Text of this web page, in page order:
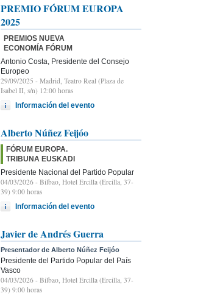
PREMIO FÓRUM EUROPA
2025
PREMIOS NUEVA
ECONOMÍA FÓRUM
Antonio Costa, Presidente del Consejo
Europeo
29/09/2025 - Madrid, Teatro Real (Plaza de
Isabel II, s/n) 12:00 horas
Información del evento
Alberto Núñez Feijóo
FÓRUM EUROPA.
TRIBUNA EUSKADI
Presidente Nacional del Partido Popular
04/03/2026 - Bilbao, Hotel Ercilla (Ercilla, 37-
39) 9:00 horas
Información del evento
Javier de Andrés Guerra
Presentador de Alberto Núñez Feijóo
Presidente del Partido Popular del País
Vasco
04/03/2026 - Bilbao, Hotel Ercilla (Ercilla, 37-
39) 9:00 horas